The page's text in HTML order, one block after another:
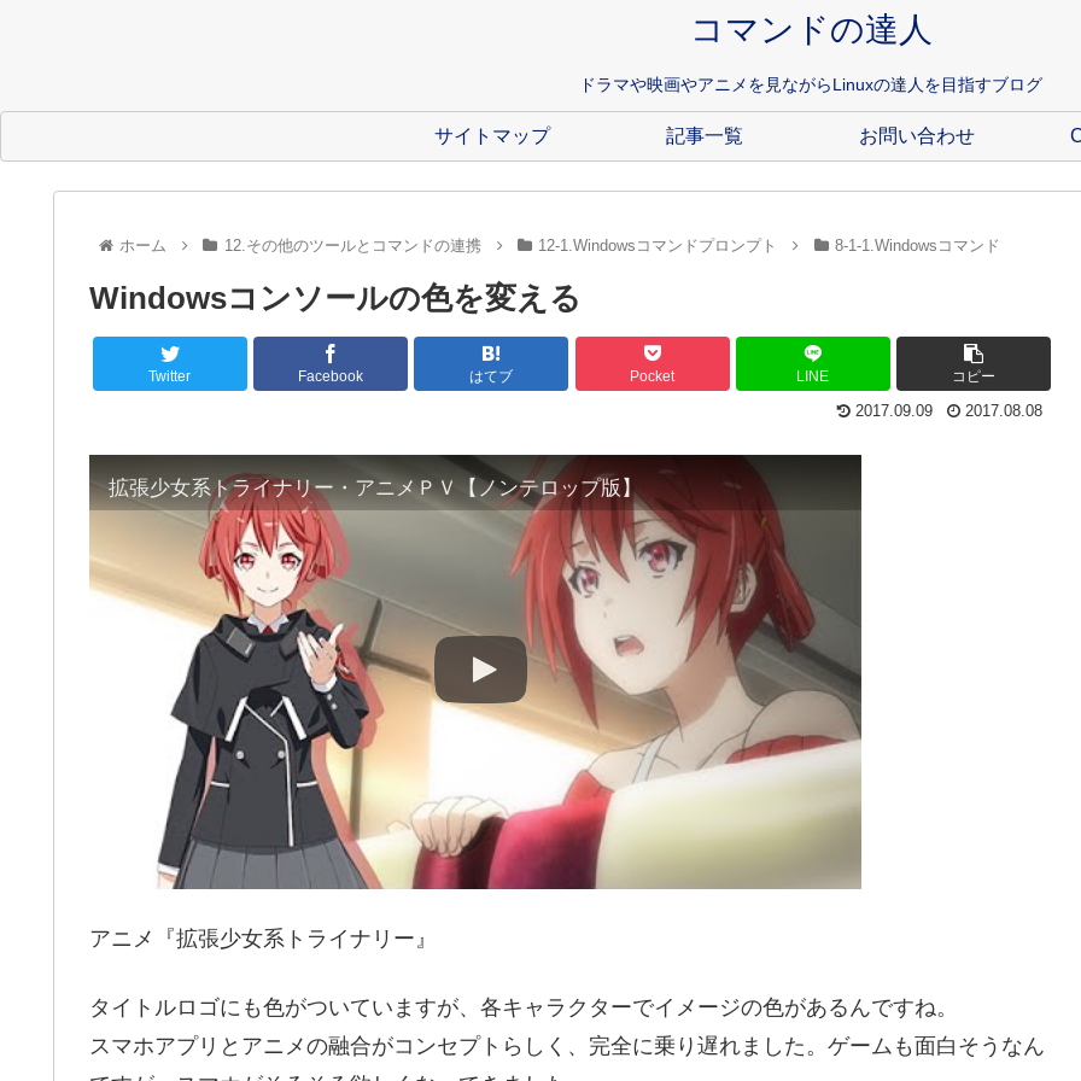
コマンドの達人
ドラマや映画やアニメを見ながらLinuxの達人を目指すブログ
サイトマップ 記事一覧 お問い合わせ
ホーム 12.その他のツールとコマンドの連携 12-1.Windowsコマンドプロンプト 8-1-1.Windowsコマンド
Windowsコンソールの色を変える
Twitter Facebook はてブ Pocket LINE コピー
2017.09.09 2017.08.08
拡張少女系トライナリー・アニメＰＶ【ノンテロップ版】
アニメ『拡張少女系トライナリー』
タイトルロゴにも色がついていますが、各キャラクターでイメージの色があるんですね。
スマホアプリとアニメの融合がコンセプトらしく、完全に乗り遅れました。ゲームも面白そうなん